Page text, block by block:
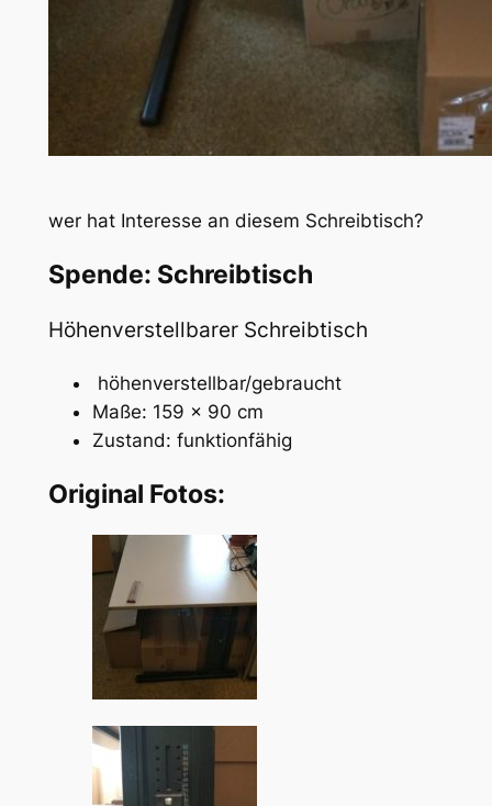
wer hat Interesse an diesem Schreibtisch?
Spende: Schreibtisch
Höhenverstellbarer Schreibtisch
höhenverstellbar/gebraucht
Maße: 159 x 90 cm
Zustand: funktionfähig
Original Fotos: